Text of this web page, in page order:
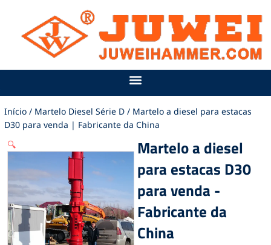
conteúdo
Início / Martelo Diesel Série D / Martelo a diesel para estacas
D30 para venda | Fabricante da China
🔍
Martelo a diesel
para estacas D30
para venda -
Fabricante da
China